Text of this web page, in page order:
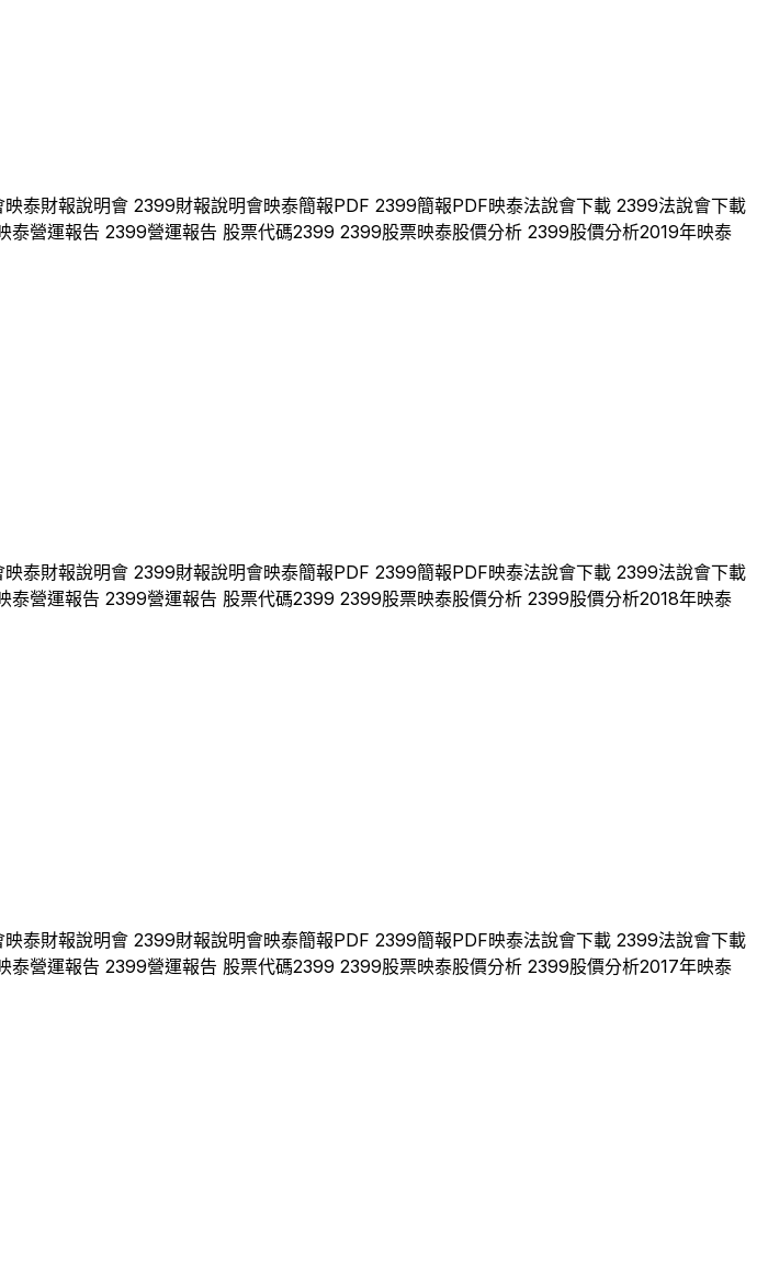
映泰財報說明會 2399財報說明會映泰簡報PDF 2399簡報PDF映泰法說會下載 2399法說會下載
泰營運報告 2399營運報告 股票代碼2399 2399股票映泰股價分析 2399股價分析2019年映泰
映泰財報說明會 2399財報說明會映泰簡報PDF 2399簡報PDF映泰法說會下載 2399法說會下載
泰營運報告 2399營運報告 股票代碼2399 2399股票映泰股價分析 2399股價分析2018年映泰
映泰財報說明會 2399財報說明會映泰簡報PDF 2399簡報PDF映泰法說會下載 2399法說會下載
泰營運報告 2399營運報告 股票代碼2399 2399股票映泰股價分析 2399股價分析2017年映泰